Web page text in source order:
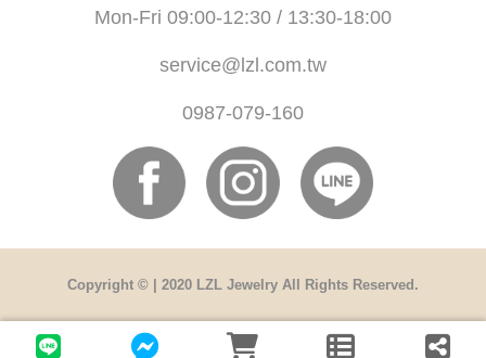
Mon-Fri 09:00-12:30 / 13:30-18:00
service@lzl.com.tw
0987-079-160
Copyright © | 2020 LZL Jewelry All Rights Reserved.